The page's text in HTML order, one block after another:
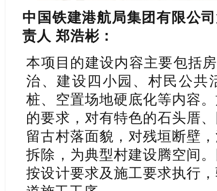
中国铁建港航局集团有限公
责人 郑浩彬：
本项目的建设内容主要包括
治、建设四小园、村民公共
桩、空置场地硬底化等内容
的要求，对有特色的石头厝
留古村落面貌，对残垣断壁
拆除，为典型村建设腾空间
按设计要求及施工要求执行